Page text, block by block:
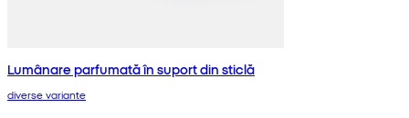
Lumânare parfumată în suport din sticlă
diverse variante